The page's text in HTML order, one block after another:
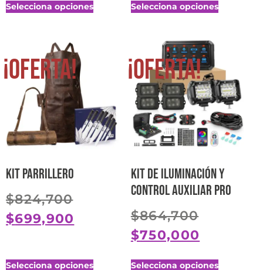
Selecciona opciones Selecciona opciones
¡Oferta!
Kit parrillero
$824,700
$699,900
Selecciona opciones
¡Oferta!
Kit de Iluminación y
Control Auxiliar Pro
$864,700
$750,000
Selecciona opciones